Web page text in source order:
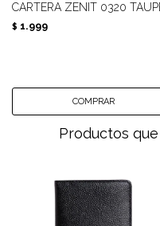
CARTERA ZENIT 0320
$ 1.999
Productos